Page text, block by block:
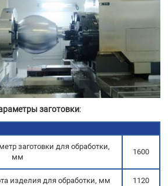
заготовки:
заготовки для обработки,
мм
1600
изделия для обработки, мм 1120